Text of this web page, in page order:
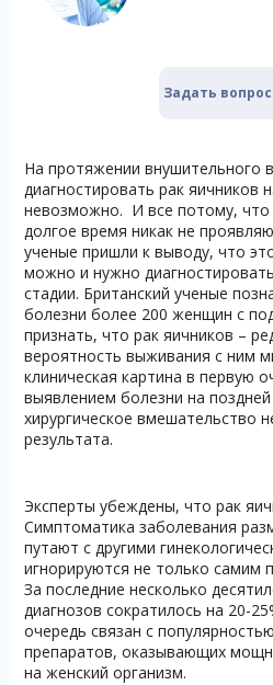
Задать
На протяжении внушительного
диагностировать рак яичников
невозможно. И все потому, что
долгое время никак не
ученые пришли к выводу, что
можно и нужно
стадии. Британский ученые
болезни более 200 женщин с
признать, что рак яичников –
вероятность выживания с ним
клиническая картина в первую
выявлением болезни на
хирургическое вмешательство
результата.
Эксперты убеждены, что рак
Симптоматика заболевания
путают с другими
игнорируются не только самим
За последние несколько
диагнозов сократилось на 20-
очередь связан с
препаратов, оказывающих
на женский организм.